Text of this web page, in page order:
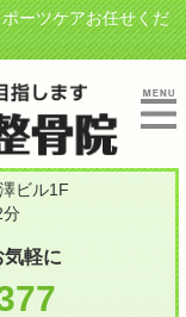
ーツケアお任せくだ
ビル1F
分
気軽に